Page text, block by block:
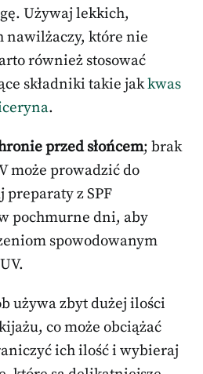
Używaj lekkich,
nawilżaczy, które nie
również stosować
składniki takie jakkwas
.
przed słońcem; brak
może prowadzić do
z SPF
pochmurne dni, aby
spowodowanym
używa zbyt dużej ilości
co może obciążać
ich ilość i wybieraj